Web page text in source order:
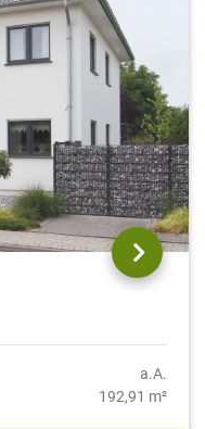
a.A.
192,91 m²